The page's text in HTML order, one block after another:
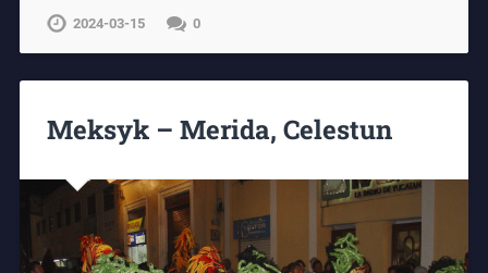
2024-03-15 0
Meksyk – Merida, Celestun